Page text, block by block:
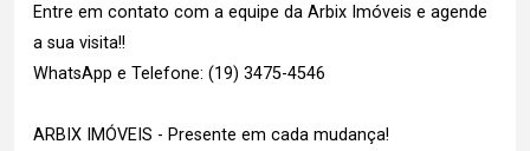
Entre em contato com a equipe da Arbix Imóveis e agende
a sua visita!!
WhatsApp e Telefone: (19) 3475-4546
ARBIX IMÓVEIS - Presente em cada mudança!